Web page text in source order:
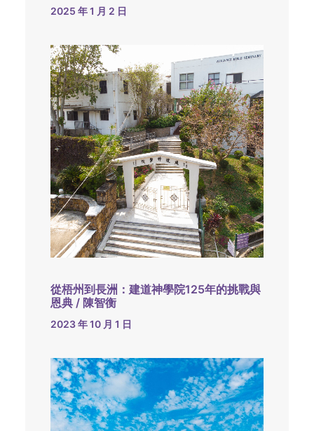
2025 年 1 月 2 日
從梧州到長洲：建道神學院125年的挑戰與
恩典 / 陳智衡
2023 年 10 月 1 日